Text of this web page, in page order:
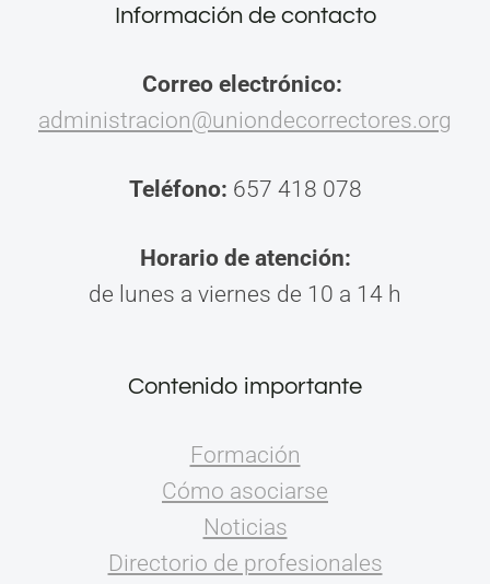
Información de contacto
Correo electrónico:
administracion@uniondecorrectores.org
Teléfono: 657 418 078
Horario de atención:
de lunes a viernes de 10 a 14 h
Contenido importante
Formación
Cómo asociarse
Noticias
Directorio de profesionales